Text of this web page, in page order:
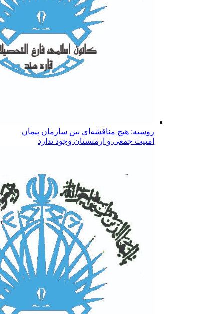
روسیه: هیچ مناقشه‌ای بین سازمان پیمان
امنیت جمعی و ارمنستان وجود ندارد